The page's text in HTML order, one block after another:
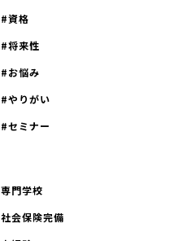
資格
将来性
お悩み
やりがい
セミナー
専門学校
社会保険完備